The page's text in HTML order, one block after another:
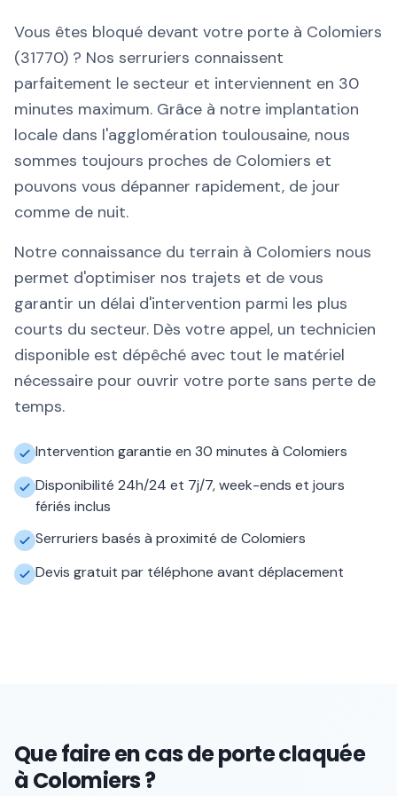
Vous êtes bloqué devant votre porte à Colomiers
(31770) ? Nos serruriers connaissent
parfaitement le secteur et interviennent en 30
minutes maximum. Grâce à notre implantation
locale dans l'agglomération toulousaine, nous
sommes toujours proches de Colomiers et
pouvons vous dépanner rapidement, de jour
comme de nuit.
Notre connaissance du terrain à Colomiers nous
permet d'optimiser nos trajets et de vous
garantir un délai d'intervention parmi les plus
courts du secteur. Dès votre appel, un technicien
disponible est dépêché avec tout le matériel
nécessaire pour ouvrir votre porte sans perte de
temps.
Intervention garantie en 30 minutes à Colomiers
Disponibilité 24h/24 et 7j/7, week-ends et jours
fériés inclus
Serruriers basés à proximité de Colomiers
Devis gratuit par téléphone avant déplacement
Que faire en cas de porte claquée
à Colomiers ?